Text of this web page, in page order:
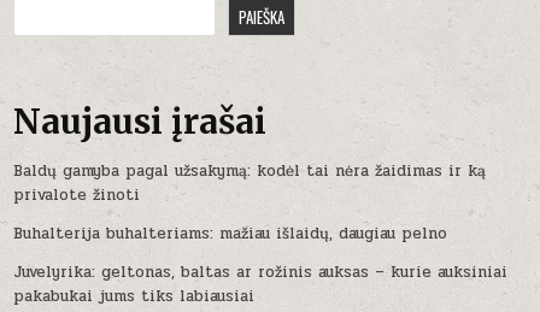
PAIEŠKA
Naujausi įrašai
Baldų gamyba pagal užsakymą: kodėl tai nėra žaidimas ir ką
privalote žinoti
Buhalterija buhalteriams: mažiau išlaidų, daugiau pelno
Juvelyrika: geltonas, baltas ar rožinis auksas – kurie auksiniai
pakabukai jums tiks labiausiai